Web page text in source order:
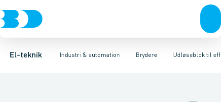
El-teknik Industri & automation
Afbrydere, stikkontakter & lampeudtagForgreningsmateriel
Brydere
Industristiksystemer Frekvensomformere og softstartere
Udløseblok til
Motorbetjening for effektafbryder Ombygningssæt til